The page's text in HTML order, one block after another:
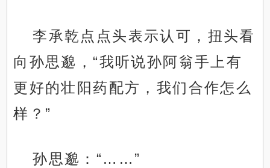
李承乾点点头表示认可，扭头看
向孙思邈，“我听说孙阿翁手上有
更好的壮阳药配方，我们合作怎么
样？”
孙思邈：“……”